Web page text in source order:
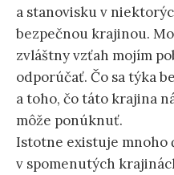
a stanovisku v
bezpečnou krajinou.
zvláštny vzťah mojím
odporúčať. Čo sa týka
a toho, čo táto krajina
môže ponúknuť.
Istotne existuje mnoho
v spomenutých